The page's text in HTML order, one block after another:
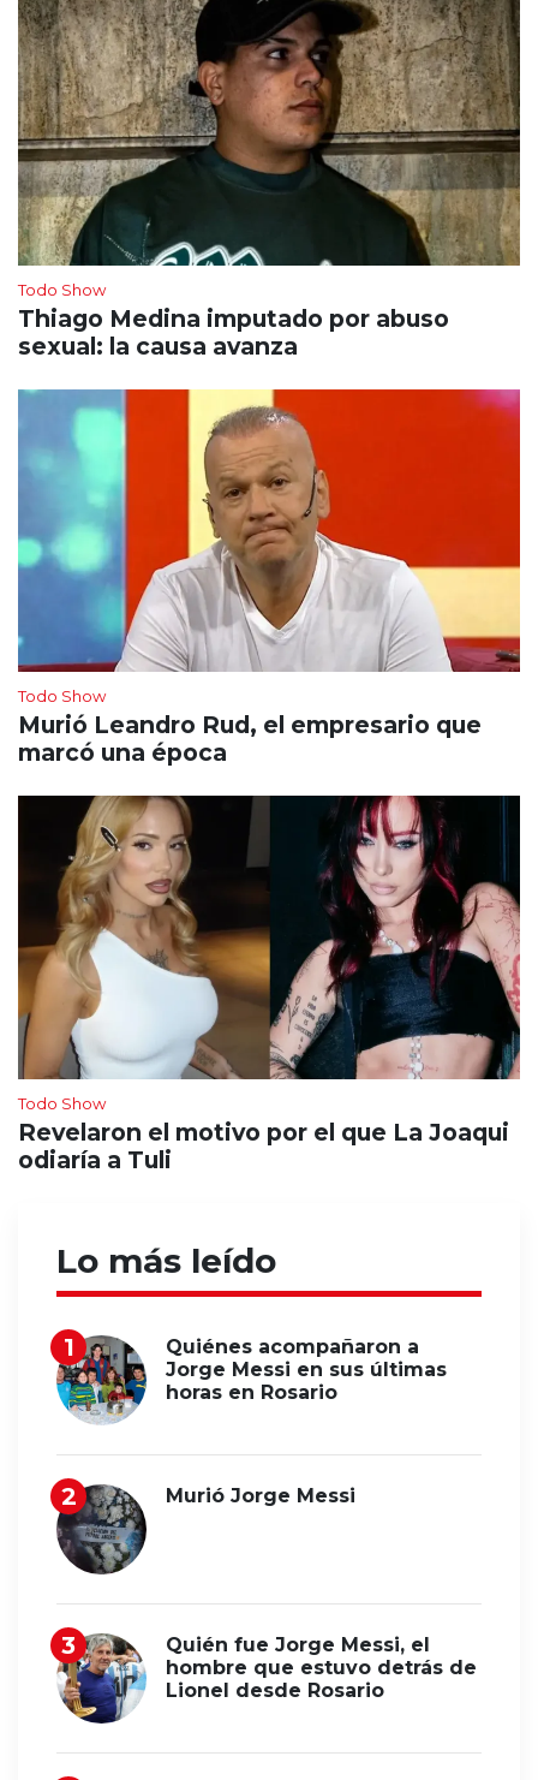
Todo Show
Thiago Medina imputado por abuso
sexual: la causa avanza
Todo Show
Murió Leandro Rud, el empresario que
marcó una época
Todo Show
Revelaron el motivo por el que La Joaqui
odiaría a Tuli
Lo más leído
Quiénes acompañaron a
Jorge Messi en sus últimas
horas en Rosario
Murió Jorge Messi
Quién fue Jorge Messi, el
hombre que estuvo detrás de
Lionel desde Rosario